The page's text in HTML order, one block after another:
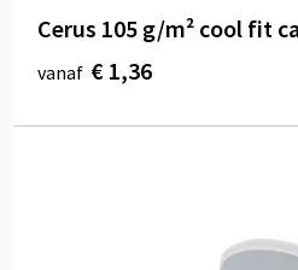
Cerus 105 g/m² cool fit
vanaf € 1,36